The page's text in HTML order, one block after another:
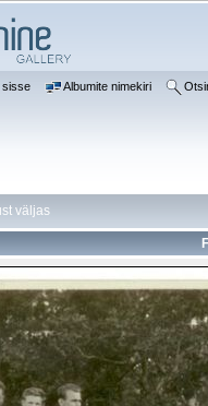
sisse Albumite nimekiri
väljas